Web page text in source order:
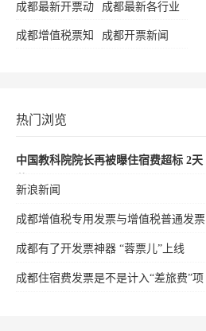
成都最新开票动
成都最新各行业
成都增值税票知
成都开票新闻
热门浏览
中国教科院院长再被曝住宿费超标 2天
新浪新闻
成都增值税专用发票与增值税普通发票
成都有了开发票神器 “蓉票儿”上线
成都住宿费发票是不是计入“差旅费”项